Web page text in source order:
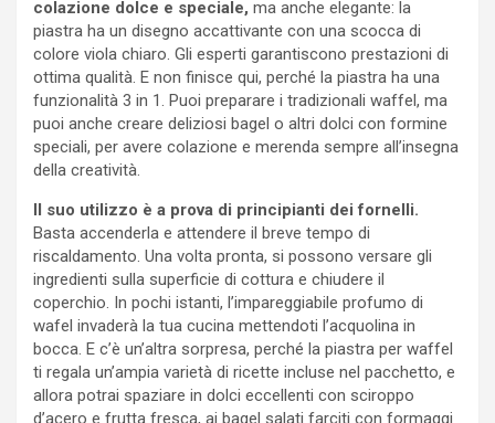
colazione dolce e speciale, ma anche elegante: la
piastra ha un disegno accattivante con una scocca di
colore viola chiaro. Gli esperti garantiscono prestazioni di
ottima qualità. E non finisce qui, perché la piastra ha una
funzionalità 3 in 1. Puoi preparare i tradizionali waffel, ma
puoi anche creare deliziosi bagel o altri dolci con formine
speciali, per avere colazione e merenda sempre all’insegna
della creatività.
Il suo utilizzo è a prova di principianti dei fornelli.
Basta accenderla e attendere il breve tempo di
riscaldamento. Una volta pronta, si possono versare gli
ingredienti sulla superficie di cottura e chiudere il
coperchio. In pochi istanti, l’impareggiabile profumo di
wafel invaderà la tua cucina mettendoti l’acquolina in
bocca. E c’è un’altra sorpresa, perché la piastra per waffel
ti regala un’ampia varietà di ricette incluse nel pacchetto, e
allora potrai spaziare in dolci eccellenti con sciroppo
d’acero e frutta fresca, ai bagel salati farciti con formaggi